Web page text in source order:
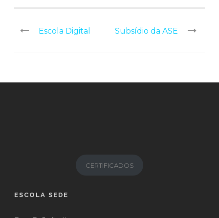
Escola Digital Subsídio da ASE
CERTIFICADOS
ESCOLA SEDE